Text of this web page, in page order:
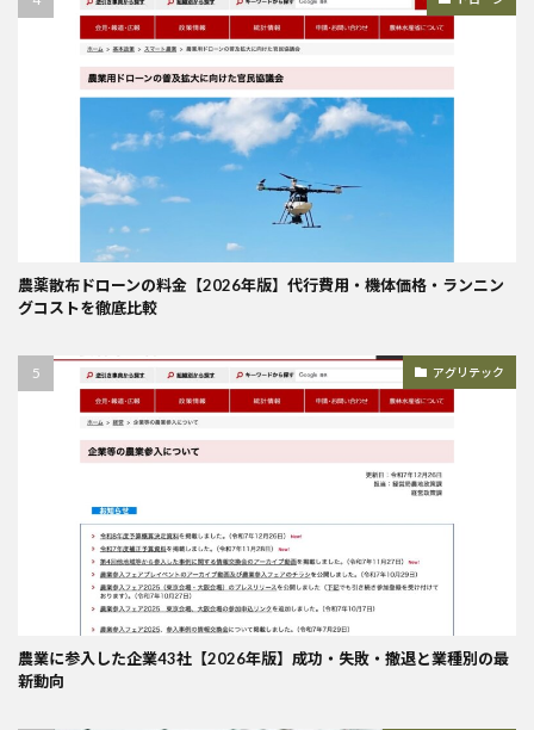
農薬散布ドローンの料金【2026年版】代行費用・機体価格・ランニン
グコストを徹底比較
アグリテック
農業に参入した企業43社【2026年版】成功・失敗・撤退と業種別の最
新動向